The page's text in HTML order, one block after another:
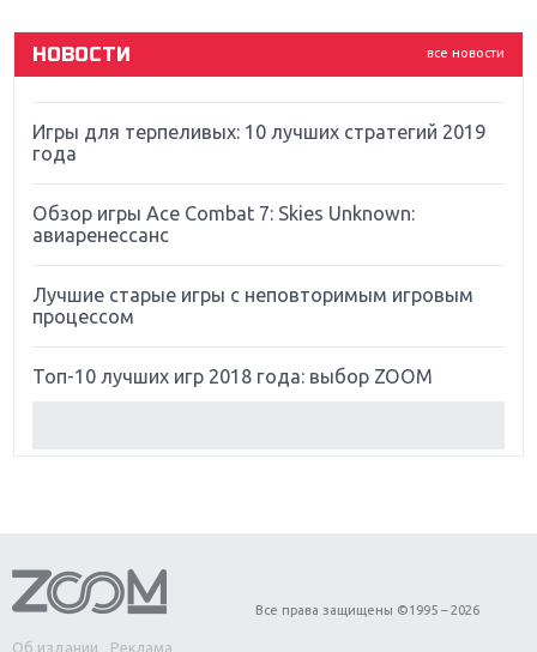
все новости
НОВОСТИ
Far Cry 5: хвалить нельзя ругать
Игры для терпеливых: 10 лучших стратегий 2019
года
Обзор игры Ace Combat 7: Skies Unknown:
авиаренессанс
Лучшие старые игры с неповторимым игровым
процессом
Топ-10 лучших игр 2018 года: выбор ZOOM
Обзор игры Forza Horizon 4: вершина эволюции
Об издании Реклама
Все права защищены ©1995 – 2026